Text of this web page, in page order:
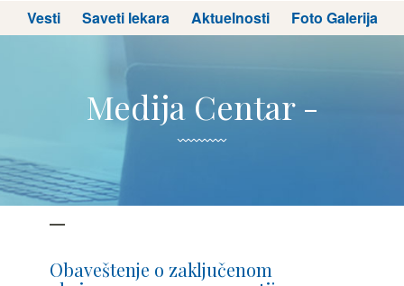
Vesti Saveti lekara Aktuelnosti Foto Galerija
Medija Centar -
Obaveštenje o zaključenom